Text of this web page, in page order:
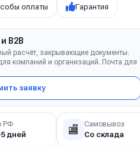
оплаты Гарантия
B2B
расчёт, закрывающие документы.
компаний и организаций. Почта для
заявку
РФ
дней 🏬 Самовывоз
Со склада